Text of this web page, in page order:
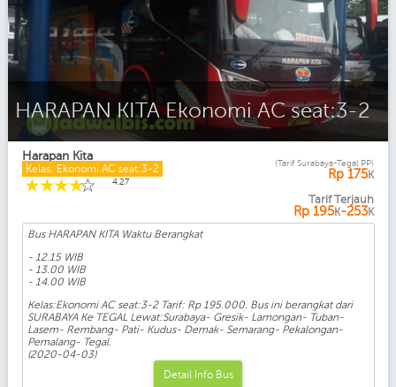
HARAPAN KITA Ekonomi AC seat:3-2
Harapan Kita
Kelas: Ekonomi AC seat:3-2
☆
☆
☆
☆
☆ 4.27
(Tarif Surabaya-Tegal PP)
Rp 175K
Tarif Terjauh
Rp 195K-253K
Bus HARAPAN KITA Waktu Berangkat
- 12.15 WIB
- 13.00 WIB
- 14.00 WIB
Kelas:Ekonomi AC seat:3-2 Tarif: Rp 195.000. Bus ini berangkat dari
SURABAYA Ke TEGAL Lewat:Surabaya- Gresik- Lamongan- Tuban-
Lasem- Rembang- Pati- Kudus- Demak- Semarang- Pekalongan-
Pemalang- Tegal.
(2020-04-03)
Detail Info Bus